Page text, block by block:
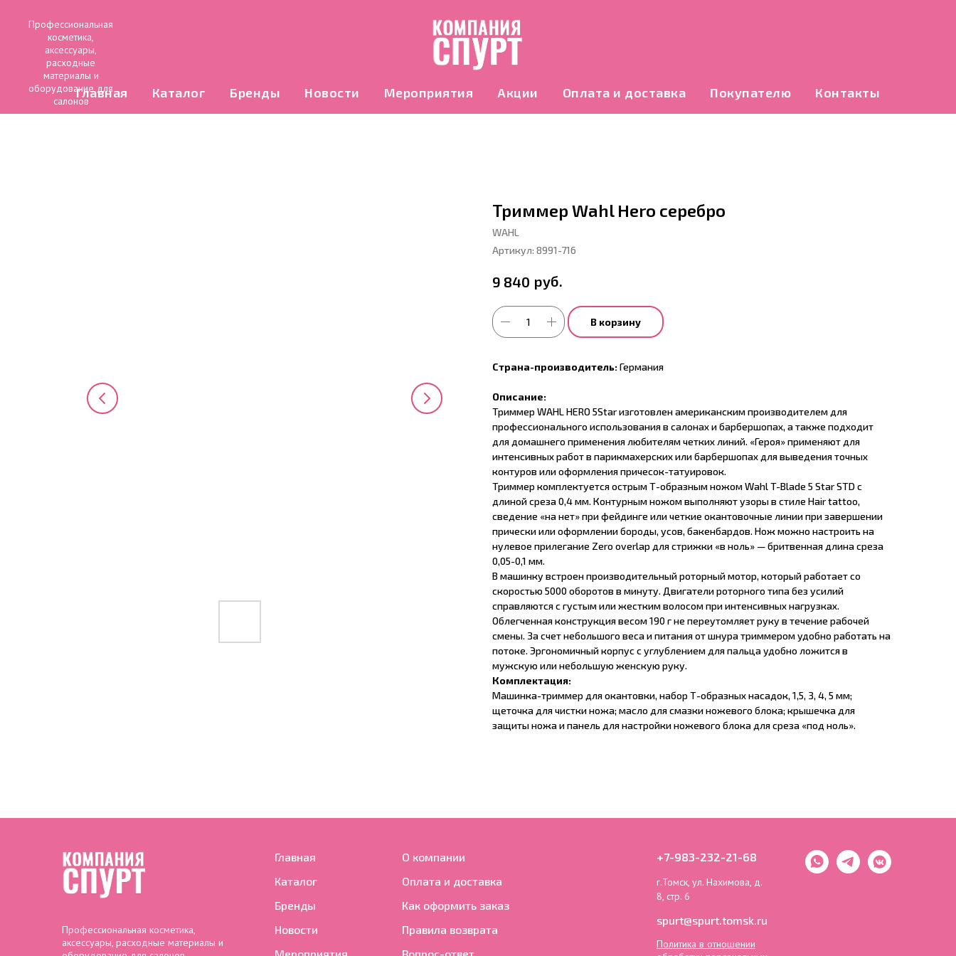
Профессиональная
косметика,
аксессуары,
расходные
материалы и
оборудование для
салонов
Главная Каталог Бренды Новости Мероприятия Акции Оплата и доставка Покупателю Контакты
Триммер Wahl Hero серебро
WAHL
Артикул: 8991-716
9 840 руб.
В корзину
Страна-производитель:Германия
Описание:
Триммер WAHL HERO 5Starизготовлен американским производителем для
профессионального использования в салонах и барбершопах, а также подходит
для домашнего применения любителям четких линий. «Героя» применяют для
интенсивных работ в парикмахерских или барбершопах для выведения точных
контуров или оформления причесок-татуировок.
Триммер комплектуется острым Т-образным ножом Wahl T-Blade 5 Star STD с
длиной среза 0,4 мм. Контурным ножом выполняют узоры в стиле Hair tattoo,
сведение «на нет» при фейдинге или четкие окантовочные линии при завершении
прически или оформлении бороды, усов, бакенбардов. Нож можно настроить на
нулевое прилегание Zero overlap для стрижки «в ноль» — бритвенная длина среза
0,05-0,1 мм.
В машинку встроен производительный роторный мотор, который работает со
скоростью 5000 оборотов в минуту. Двигатели роторного типа без усилий
справляются с густым или жестким волосом при интенсивных нагрузках.
Облегченная конструкция весом 190 г не переутомляет руку в течение рабочей
смены. За счет небольшого веса и питания от шнура триммером удобно работать на
потоке. Эргономичный корпус с углублением для пальца удобно ложится в
мужскую или небольшую женскую руку.
Комплектация:
Машинка-триммер для окантовки, набор Т-образных насадок, 1,5, 3, 4, 5 мм;
щеточка для чистки ножа; масло для смазки ножевого блока; крышечка для
защиты ножа и панель для настройки ножевого блока для среза «под ноль».
Профессиональная косметика,
аксессуары, расходные материалы и
Главная
Каталог
Бренды
Новости
О компании
Оплата и доставка
Как оформить заказ
Правила возврата
+7-983-232-21-68
г.Томск, ул. Нахимова, д.
8, стр. 6
spurt@spurt.tomsk.ru
Политика в отношении